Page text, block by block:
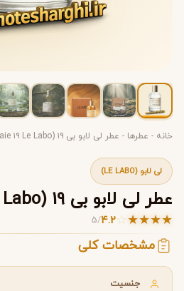
خانه - عطرها - عطر لی لابو بی ۱۹ (Baie ۱۹ Le Labo)
لی لابو (LE LABO)
عطر لی لابو بی 19 (Baie 19 Le Labo)
★
★
★
★
☆
4.2
/
5
مشخصات کلی
جنسیت